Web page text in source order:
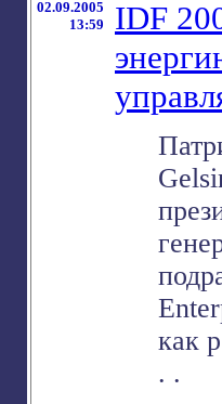
02.09.2005
13:59
IDF
как
. .